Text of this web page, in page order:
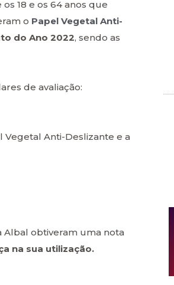
18 e os 64 anos que
o Papel Vegetal Anti-
do Ano 2022, sendo as
de avaliação:
Anti-Deslizante e a
Albal obtiveram uma nota
na sua utilização.